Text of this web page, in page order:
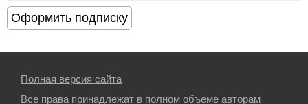
Полная версия сайта
Все права принадлежат в полном объеме авторам